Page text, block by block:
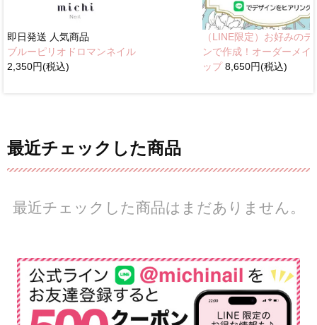
即日発送 人気商品
ブルーピリオドロマンネイル
2,350円(税込)
（LINE限定）お好みのデ
ンで作成！オーダーメイ
ップ8,650円(税込)
最近チェックした商品
最近チェックした商品はまだありません。